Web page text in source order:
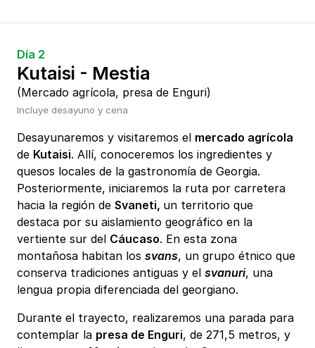
Día 2
Kutaisi - Mestia
(Mercado agrícola, presa de Enguri)
Incluye desayuno y cena
Desayunaremos y visitaremos el mercado agrícola
de Kutaisi. Allí, conoceremos los ingredientes y
quesos locales de la gastronomía de Georgia.
Posteriormente, iniciaremos la ruta por carretera
hacia la región de Svaneti, un territorio que
destaca por su aislamiento geográfico en la
vertiente sur del Cáucaso. En esta zona
montañosa habitan los svans, un grupo étnico que
conserva tradiciones antiguas y el svanuri, una
lengua propia diferenciada del georgiano.
Durante el trayecto, realizaremos una parada para
contemplar la presa de Enguri, de 271,5 metros, y